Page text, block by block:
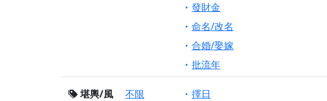
發財金
命名/改名
合婚/娶嫁
批流年
堪輿/風
不限
擇日